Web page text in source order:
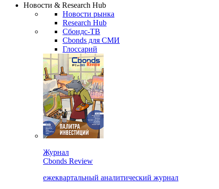
Новости & Research Hub
Новости рынка
Research Hub
Сбондс-ТВ
Cbonds для СМИ
Глоссарий
Журнал
Cbonds Review
ежеквартальный аналитический журнал